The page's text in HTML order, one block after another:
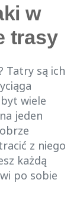
w
trasy
Tatry są ich
wiele
jeden
z niego
każdą
po sobie